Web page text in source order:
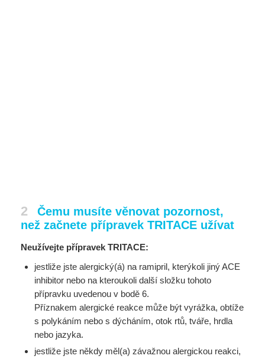
2
Čemu musíte věnovat pozornost,
než začnete přípravek TRITACE užívat
Neužívejte přípravek TRITACE:
jestliže jste alergický(á) na ramipril, kterýkoli jiný ACE
inhibitor nebo na kteroukoli další složku tohoto
přípravku uvedenou v bodě 6.
Příznakem alergické reakce může být vyrážka, obtíže
s polykáním nebo s dýcháním, otok rtů, tváře, hrdla
nebo jazyka.
jestliže jste někdy měl(a) závažnou alergickou reakci,